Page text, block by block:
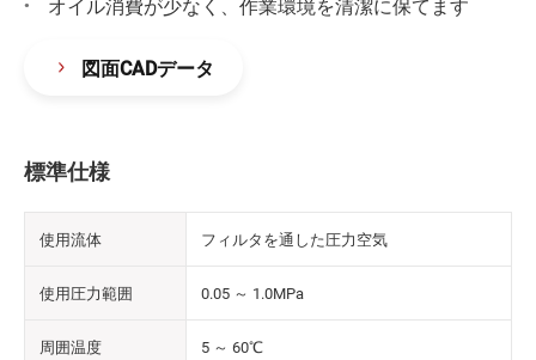
オイル消費が少なく、作業環境を清潔に保てます
図面CADデータ
標準仕様
使用流体 フィルタを通した圧力空気
使用圧力範囲 0.05 ～ 1.0MPa
周囲温度 5 ～ 60℃